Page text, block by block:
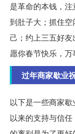
是革命的本钱，
到肚子大；抓住
己；约上三五好友
愿你春节快乐，万
过年商家歇业
以下是一些商家
以来的支持与信